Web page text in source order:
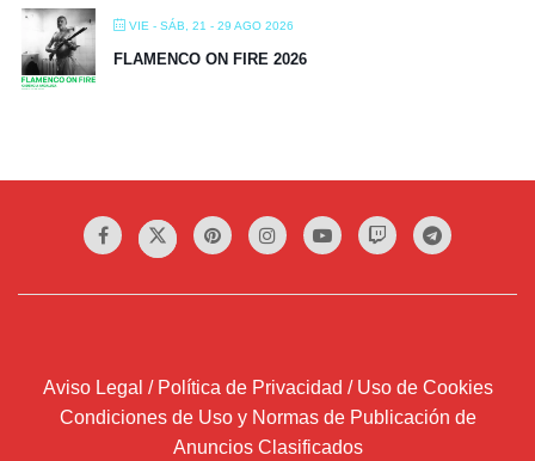
VIE - SÁB, 21 - 29 AGO 2026
FLAMENCO ON FIRE 2026
Aviso Legal / Política de Privacidad / Uso de Cookies
Condiciones de Uso y Normas de Publicación de
Anuncios Clasificados